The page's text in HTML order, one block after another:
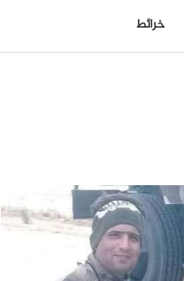
خرائط